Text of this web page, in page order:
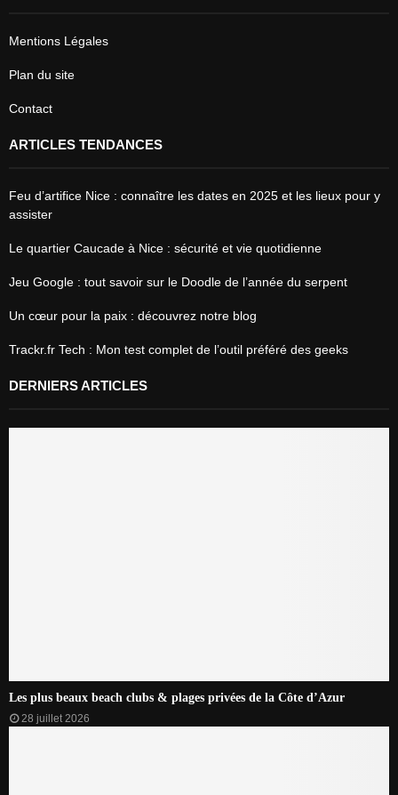
Mentions Légales
Plan du site
Contact
ARTICLES TENDANCES
Feu d’artifice Nice : connaître les dates en 2025 et les lieux pour y
assister
Le quartier Caucade à Nice : sécurité et vie quotidienne
Jeu Google : tout savoir sur le Doodle de l’année du serpent
Un cœur pour la paix : découvrez notre blog
Trackr.fr Tech : Mon test complet de l’outil préféré des geeks
DERNIERS ARTICLES
Les plus beaux beach clubs & plages privées de la Côte d’Azur
28 juillet 2026